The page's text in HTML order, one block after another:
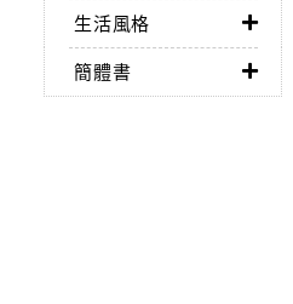
生活風格
簡體書